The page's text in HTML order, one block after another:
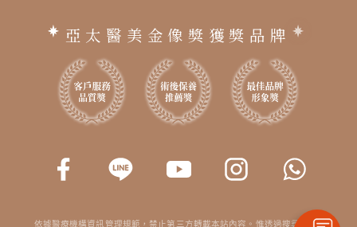
亞太醫美金像獎獲獎品牌
依據醫療機構資訊管理規範，禁止第三方轉載本站內容。惟透過搜尋